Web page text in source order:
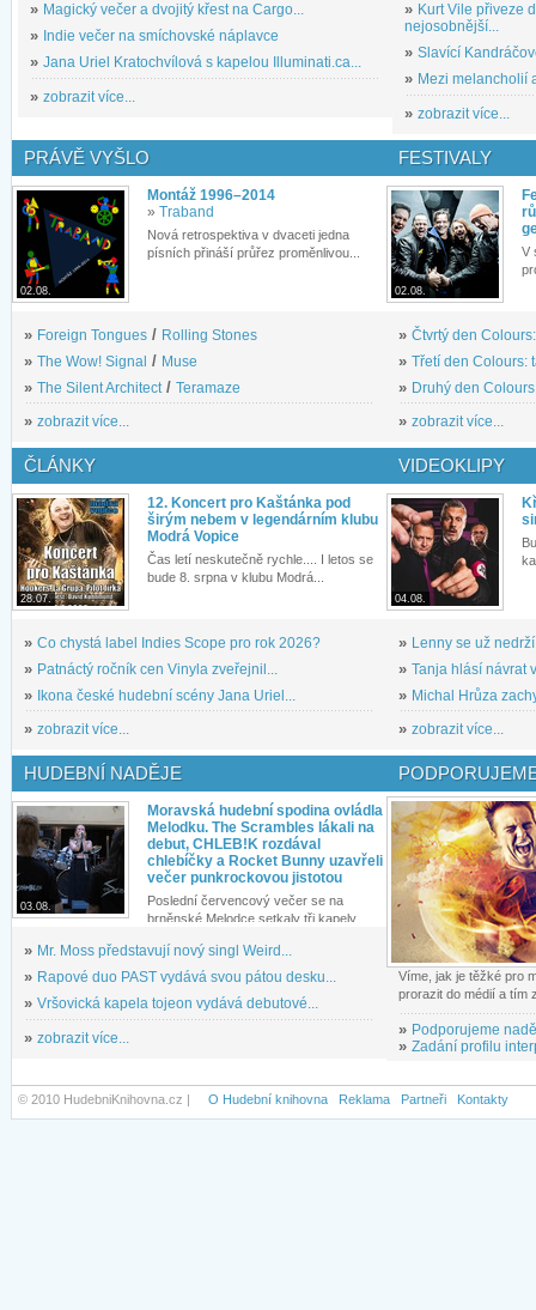
» Magický večer a dvojitý křest na Cargo...
» Indie večer na smíchovské náplavce
» Jana Uriel Kratochvílová s kapelou Illuminati.ca...
» zobrazit více...
» Kurt Vile přiveze
nejosobnější...
» Slavící
» Mezi melancholií
» zobrazit více...
PRÁVĚ VYŠLO
02.08.
Montáž 1996–2014
» Traband
Nová retrospektiva v dvaceti jedna
písních přináší průřez proměnlivou...
» Foreign Tongues / Rolling Stones
» The Wow! Signal / Muse
» The Silent Architect / Teramaze
» zobrazit více...
FESTIVALY
02.08.
V
» Čtvrtý den
» Třetí den Colours:
» Druhý den
» zobrazit více...
ČLÁNKY
28.07.
12. Koncert pro Kaštánka pod
širým nebem v legendárním klubu
Modrá Vopice
Čas letí neskutečně rychle.... I letos se
bude 8. srpna v klubu Modrá...
» Co chystá label Indies Scope pro rok 2026?
» Patnáctý ročník cen Vinyla zveřejnil...
»
Ikona české hudební scény Jana Uriel...
» zobrazit více...
VIDEOKLIPY
04.08.
» Lenny se už
» Tanja hlásí návrat
» Michal Hrůza
» zobrazit více...
HUDEBNÍ NADĚJE
03.08.
Moravská hudební spodina ovládla
Melodku. The Scrambles lákali na
debut, CHLEB!K rozdával
chlebíčky a Rocket Bunny uzavřeli
večer punkrockovou jistotou
Poslední červencový večer se na
brněnské Melodce setkaly tři kapely...
» Mr. Moss představují nový singl Weird...
» Rapové duo PAST vydává svou pátou desku...
» Vršovická kapela tojeon vydává debutové...
» zobrazit více...
Víme, jak je těžké pro
prorazit do médií a tím
» Podporujeme
» Zadání profilu
© 2010 HudebniKnihovna.cz | O Hudební knihovna Reklama Partneři Kontakty